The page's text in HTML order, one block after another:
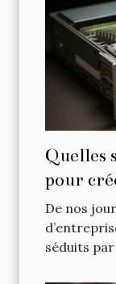
Quelles
pour
De nos
séduits par